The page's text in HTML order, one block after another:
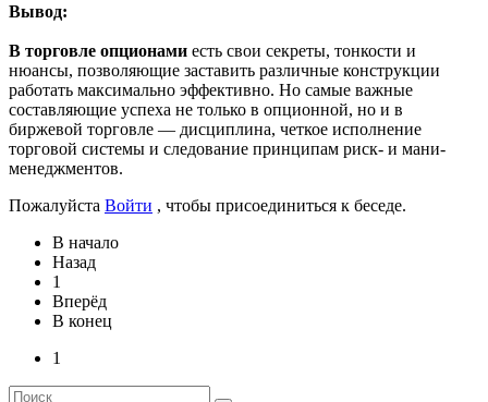
Вывод:
В торговле опционами есть свои секреты, тонкости и
нюансы, позволяющие заставить различные конструкции
работать максимально эффективно. Но самые важные
составляющие успеха не только в опционной, но и в
биржевой торговле — дисциплина, четкое исполнение
торговой системы и следование принципам риск- и мани-
менеджментов.
Пожалуйста Войти , чтобы присоединиться к беседе.
В начало
Назад
1
Вперёд
В конец
1